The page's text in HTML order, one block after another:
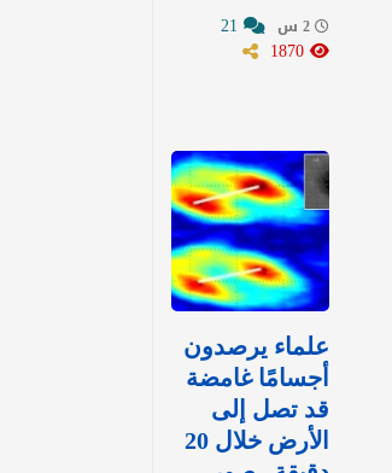
علماء يرصدون
أجسامًا غامضة
قد تصل إلى
الأرض خلال 20